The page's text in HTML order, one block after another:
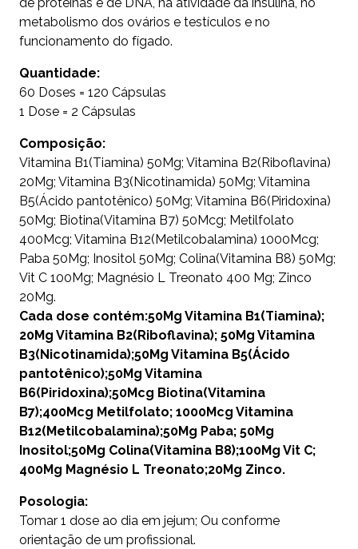
metabolismo dos ovários e testículos e no
funcionamento do fígado.
Quantidade:
60 Doses = 120 Cápsulas
1 Dose = 2 Cápsulas
Composição:
Vitamina B1(Tiamina) 50Mg; Vitamina B2(Riboflavina)
20Mg; Vitamina B3(Nicotinamida) 50Mg; Vitamina
B5(Ácido pantotênico) 50Mg; Vitamina B6(Piridoxina)
50Mg; Biotina(Vitamina B7) 50Mcg; Metilfolato
400Mcg; Vitamina B12(Metilcobalamina) 1000Mcg;
Paba 50Mg; Inositol 50Mg; Colina(Vitamina B8) 50Mg;
Vit C 100Mg; Magnésio L Treonato 400 Mg; Zinco
20Mg.
Cada dose contém:50Mg Vitamina B1(Tiamina);
20Mg Vitamina B2(Riboflavina); 50Mg Vitamina
B3(Nicotinamida);50Mg Vitamina B5(Ácido
pantotênico);50Mg Vitamina
B6(Piridoxina);50Mcg Biotina(Vitamina
B7);400Mcg Metilfolato; 1000Mcg Vitamina
B12(Metilcobalamina);50Mg Paba; 50Mg
Inositol;50Mg Colina(Vitamina B8);100Mg Vit C;
400Mg Magnésio L Treonato;20Mg Zinco.
Posologia:
Tomar 1 dose ao dia em jejum; Ou conforme
orientação de um profissional.